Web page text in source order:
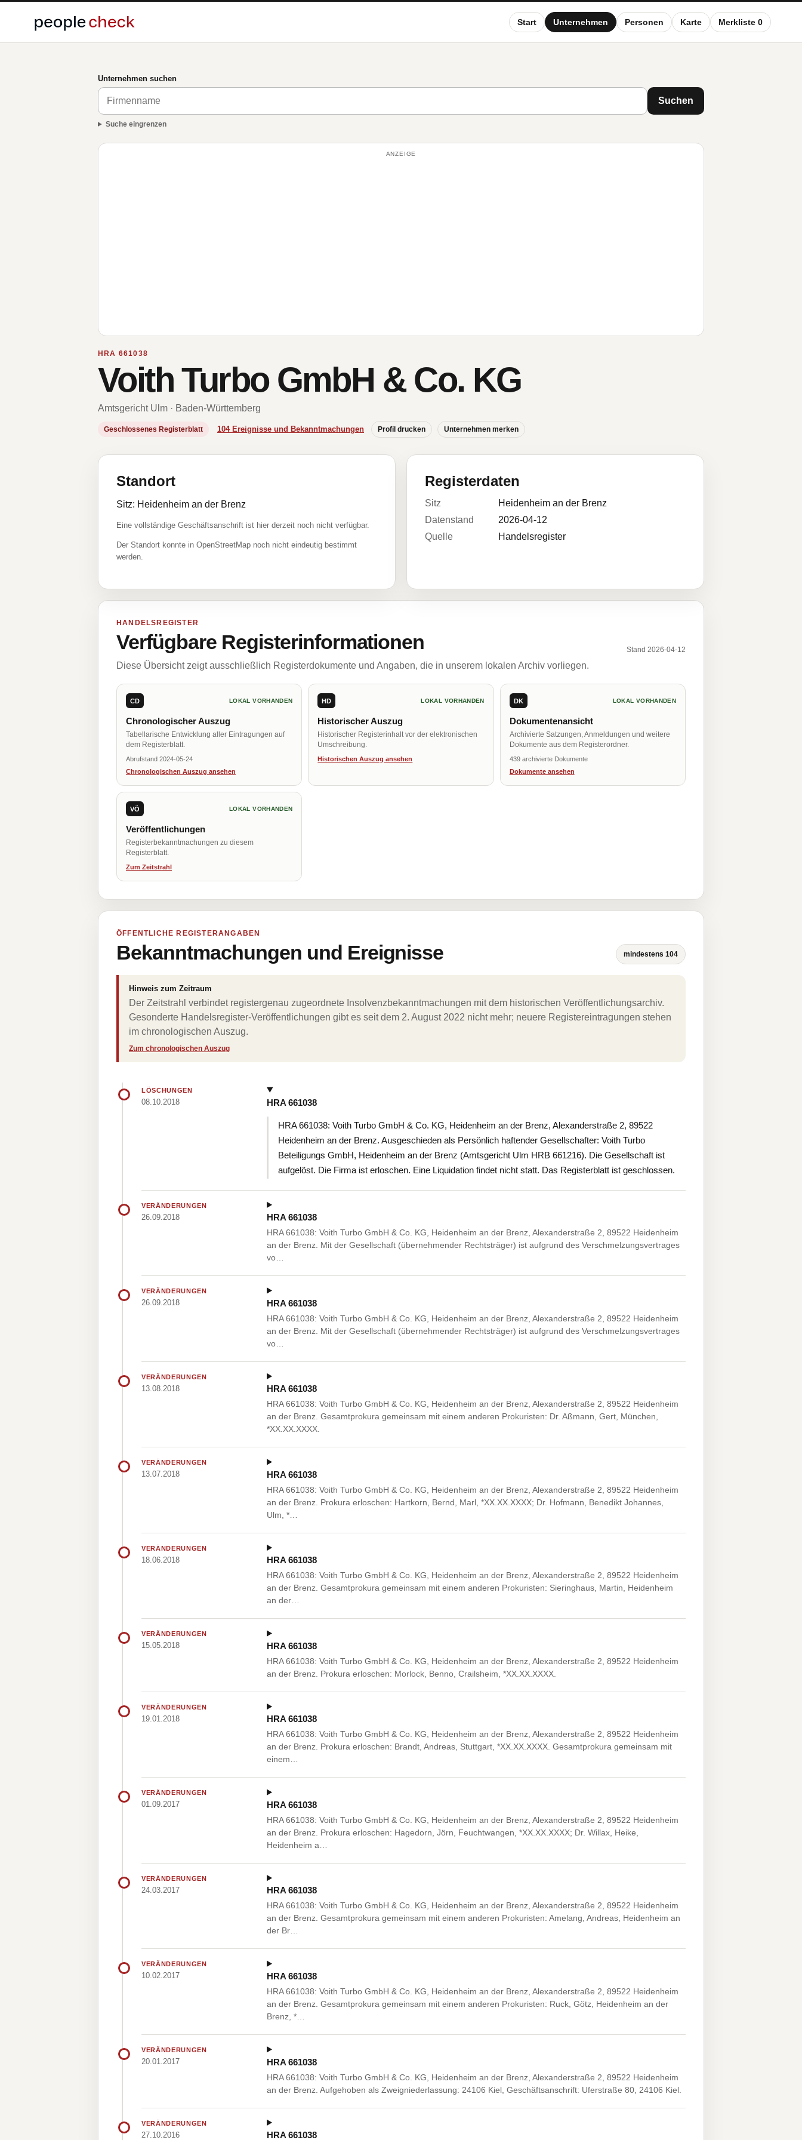
Start Unternehmen Personen Karte Merkliste 0
Unternehmen suchen
Suchen
Suche eingrenzen
ANZEIGE
HRA 661038
Voith Turbo GmbH & Co. KG
Amtsgericht Ulm · Baden-Württemberg
Geschlossenes Registerblatt 104 Ereignisse und Bekanntmachungen Profil drucken Unternehmen merken
Standort
Sitz: Heidenheim an der Brenz
Eine vollständige Geschäftsanschrift ist hier derzeit noch nicht verfügbar.
Der Standort konnte in OpenStreetMap noch nicht eindeutig bestimmt
werden.
Registerdaten
Sitz
Heidenheim an der Brenz
Datenstand
2026-04-12
Quelle
Handelsregister
HANDELSREGISTER
Verfügbare Registerinformationen Stand 2026-04-12
Diese Übersicht zeigt ausschließlich Registerdokumente und Angaben, die in unserem lokalen Archiv vorliegen.
CD LOKAL VORHANDEN
Chronologischer Auszug
Tabellarische Entwicklung aller Eintragungen auf
dem Registerblatt.
Abrufstand 2024-05-24
Chronologischen Auszug ansehen
HD LOKAL VORHANDEN
Historischer Auszug
Historischer Registerinhalt vor der elektronischen
Umschreibung.
Historischen Auszug ansehen
DK LOKAL VORHANDEN
Dokumentenansicht
Archivierte Satzungen, Anmeldungen und weitere
Dokumente aus dem Registerordner.
439 archivierte Dokumente
Dokumente ansehen
VÖ LOKAL VORHANDEN
Veröffentlichungen
Registerbekanntmachungen zu diesem
Registerblatt.
Zum Zeitstrahl
ÖFFENTLICHE REGISTERANGABEN
Bekanntmachungen und Ereignisse mindestens 104
Hinweis zum Zeitraum
Der Zeitstrahl verbindet registergenau zugeordnete Insolvenzbekanntmachungen mit dem historischen Veröffentlichungsarchiv.
Gesonderte Handelsregister-Veröffentlichungen gibt es seit dem 2. August 2022 nicht mehr; neuere Registereintragungen stehen
im chronologischen Auszug.
Zum chronologischen Auszug
LÖSCHUNGEN
08.10.2018 HRA 661038
HRA 661038: Voith Turbo GmbH & Co. KG, Heidenheim an der Brenz, Alexanderstraße 2, 89522
Heidenheim an der Brenz. Ausgeschieden als Persönlich haftender Gesellschafter: Voith Turbo
Beteiligungs GmbH, Heidenheim an der Brenz (Amtsgericht Ulm HRB 661216). Die Gesellschaft ist
aufgelöst. Die Firma ist erloschen. Eine Liquidation findet nicht statt. Das Registerblatt ist geschlossen.
VERÄNDERUNGEN
26.09.2018 HRA 661038
HRA 661038: Voith Turbo GmbH & Co. KG, Heidenheim an der Brenz, Alexanderstraße 2, 89522 Heidenheim
an der Brenz. Mit der Gesellschaft (übernehmender Rechtsträger) ist aufgrund des Verschmelzungsvertrages
vo…
VERÄNDERUNGEN
26.09.2018 HRA 661038
HRA 661038: Voith Turbo GmbH & Co. KG, Heidenheim an der Brenz, Alexanderstraße 2, 89522 Heidenheim
an der Brenz. Mit der Gesellschaft (übernehmender Rechtsträger) ist aufgrund des Verschmelzungsvertrages
vo…
VERÄNDERUNGEN
13.08.2018 HRA 661038
HRA 661038: Voith Turbo GmbH & Co. KG, Heidenheim an der Brenz, Alexanderstraße 2, 89522 Heidenheim
an der Brenz. Gesamtprokura gemeinsam mit einem anderen Prokuristen: Dr. Aßmann, Gert, München,
*XX.XX.XXXX.
VERÄNDERUNGEN
13.07.2018 HRA 661038
HRA 661038: Voith Turbo GmbH & Co. KG, Heidenheim an der Brenz, Alexanderstraße 2, 89522 Heidenheim
an der Brenz. Prokura erloschen: Hartkorn, Bernd, Marl, *XX.XX.XXXX; Dr. Hofmann, Benedikt Johannes,
Ulm, *…
VERÄNDERUNGEN
18.06.2018 HRA 661038
HRA 661038: Voith Turbo GmbH & Co. KG, Heidenheim an der Brenz, Alexanderstraße 2, 89522 Heidenheim
an der Brenz. Gesamtprokura gemeinsam mit einem anderen Prokuristen: Sieringhaus, Martin, Heidenheim
an der…
VERÄNDERUNGEN
15.05.2018 HRA 661038
HRA 661038: Voith Turbo GmbH & Co. KG, Heidenheim an der Brenz, Alexanderstraße 2, 89522 Heidenheim
an der Brenz. Prokura erloschen: Morlock, Benno, Crailsheim, *XX.XX.XXXX.
VERÄNDERUNGEN
19.01.2018 HRA 661038
HRA 661038: Voith Turbo GmbH & Co. KG, Heidenheim an der Brenz, Alexanderstraße 2, 89522 Heidenheim
an der Brenz. Prokura erloschen: Brandt, Andreas, Stuttgart, *XX.XX.XXXX. Gesamtprokura gemeinsam mit
einem…
VERÄNDERUNGEN
01.09.2017 HRA 661038
HRA 661038: Voith Turbo GmbH & Co. KG, Heidenheim an der Brenz, Alexanderstraße 2, 89522 Heidenheim
an der Brenz. Prokura erloschen: Hagedorn, Jörn, Feuchtwangen, *XX.XX.XXXX; Dr. Willax, Heike,
Heidenheim a…
VERÄNDERUNGEN
24.03.2017 HRA 661038
HRA 661038: Voith Turbo GmbH & Co. KG, Heidenheim an der Brenz, Alexanderstraße 2, 89522 Heidenheim
an der Brenz. Gesamtprokura gemeinsam mit einem anderen Prokuristen: Amelang, Andreas, Heidenheim an
der Br…
VERÄNDERUNGEN
10.02.2017 HRA 661038
HRA 661038: Voith Turbo GmbH & Co. KG, Heidenheim an der Brenz, Alexanderstraße 2, 89522 Heidenheim
an der Brenz. Gesamtprokura gemeinsam mit einem anderen Prokuristen: Ruck, Götz, Heidenheim an der
Brenz, *…
VERÄNDERUNGEN
20.01.2017 HRA 661038
HRA 661038: Voith Turbo GmbH & Co. KG, Heidenheim an der Brenz, Alexanderstraße 2, 89522 Heidenheim
an der Brenz. Aufgehoben als Zweigniederlassung: 24106 Kiel, Geschäftsanschrift: Uferstraße 80, 24106 Kiel.
VERÄNDERUNGEN
27.10.2016 HRA 661038